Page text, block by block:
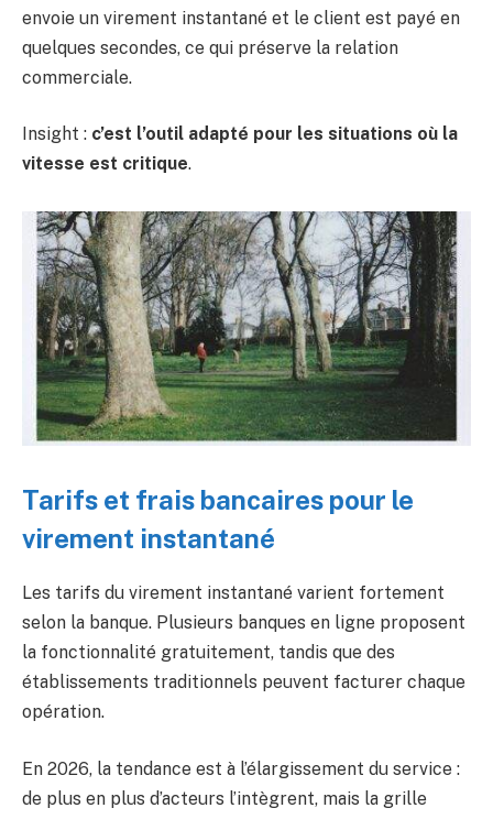
envoie un virement instantané et le client est payé en
quelques secondes, ce qui préserve la relation
commerciale.
Insight : c’est l’outil adapté pour les situations où la
vitesse est critique.
Tarifs et frais bancaires pour le
virement instantané
Les tarifs du virement instantané varient fortement
selon la banque. Plusieurs banques en ligne proposent
la fonctionnalité gratuitement, tandis que des
établissements traditionnels peuvent facturer chaque
opération.
En 2026, la tendance est à l’élargissement du service :
de plus en plus d’acteurs l’intègrent, mais la grille